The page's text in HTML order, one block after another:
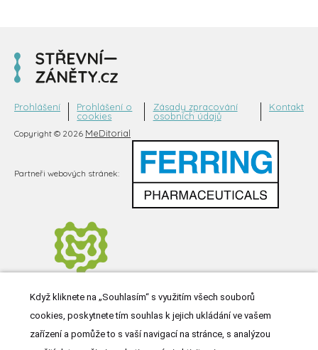
Copyright © 2026 MeDitorial
Prohlášení
Prohlášení o
cookies
Zásady zpracování
osobních údajů
Kontakt
Partneři webových stránek:
Když kliknete na „Souhlasím“ s využitím všech souborů
cookies, poskytnete tím souhlas k jejich ukládání ve vašem
zařízení a pomůže to s vaší navigací na stránce, s analýzou